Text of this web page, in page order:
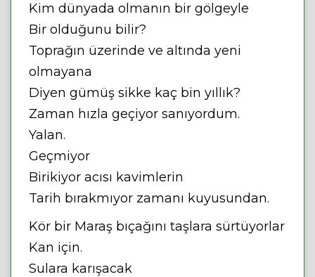
Kim dünyada olmanın bir gölgeyle
Bir olduğunu bilir?
Toprağın üzerinde ve altında yeni
olmayana
Diyen gümüş sikke kaç bin yıllık?
Zaman hızla geçiyor sanıyordum.
Yalan.
Geçmiyor
Birikiyor acısı kavimlerin
Tarih bırakmıyor zamanı kuyusundan.
Kör bir Maraş bıçağını taşlara sürtüyorlar
Kan için.
Sulara karışacak